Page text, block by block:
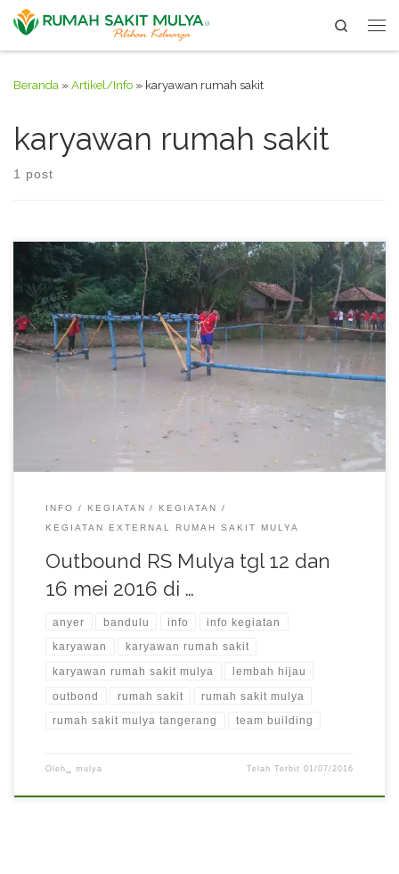
Skip to content
Search
Beranda »Artikel/Info » karyawan rumah sakit
karyawan rumah sakit
1 post
Outbound RS Mulya tgl 12 dan 16 mei 2016 di lembah hijau
bandulu, Anyer
INFO KEGIATAN
KEGIATAN
KEGIATAN EXTERNAL RUMAH SAKIT MULYA
Outbound RS Mulya tgl 12 dan
16 mei 2016 di …
anyer bandulu info info kegiatan
karyawan karyawan rumah sakit
karyawan rumah sakit mulya lembah hijau
outbond rumah sakit rumah sakit mulya
rumah sakit mulya tangerang team building
Oleh␣ mulya Telah Terbit01/07/2016